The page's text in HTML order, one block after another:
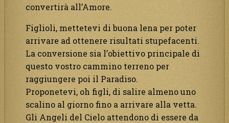
convertirà all’Amore.
Figlioli, mettetevi di buona lena per poter
arrivare ad ottenere risultati stupefacenti.
La conversione sia l’obiettivo principale di
questo vostro cammino terreno per
raggiungere poi il Paradiso.
Proponetevi, oh figli, di salire almeno uno
scalino al giorno fino a arrivare alla vetta.
Gli Angeli del Cielo attendono di essere da